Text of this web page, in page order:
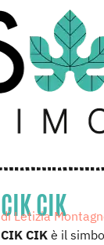
CIK CIK
di Letizia
CIK CIK è il